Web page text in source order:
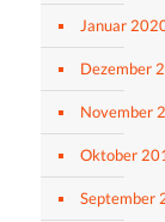
Januar
Dezember
November
Oktober
September